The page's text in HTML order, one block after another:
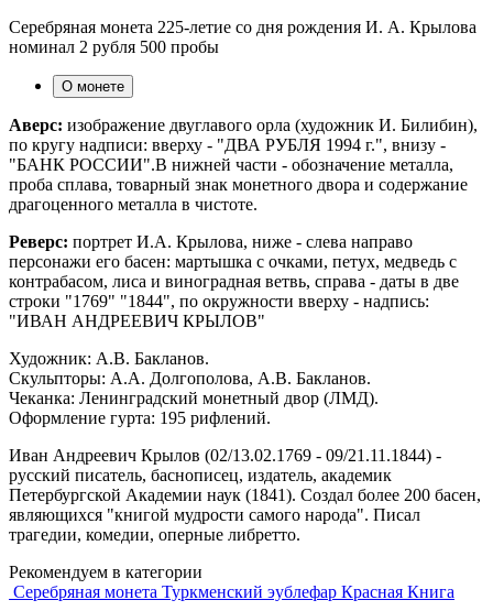
Серебряная монета 225-летие со дня рождения И. А. Крылова
номинал 2 рубля 500 пробы
О монете
Аверс: изображение двуглавого орла (художник И. Билибин),
по кругу надписи: вверху - "ДВА РУБЛЯ 1994 г.", внизу -
"БАНК РОССИИ".В нижней части - обозначение металла,
проба сплава, товарный знак монетного двора и содержание
драгоценного металла в чистоте.
Реверс: портрет И.А. Крылова, ниже - слева направо
персонажи его басен: мартышка с очками, петух, медведь с
контрабасом, лиса и виноградная ветвь, справа - даты в две
строки "1769" "1844", по окружности вверху - надпись:
"ИВАН АНДРЕЕВИЧ КРЫЛОВ"
Художник: А.В. Бакланов.
Скульпторы: А.А. Долгополова, А.В. Бакланов.
Чеканка: Ленинградский монетный двор (ЛМД).
Оформление гурта: 195 рифлений.
Иван Андреевич Крылов (02/13.02.1769 - 09/21.11.1844) -
русский писатель, баснописец, издатель, академик
Петербургской Академии наук (1841). Создал более 200 басен,
являющихся "книгой мудрости самого народа". Писал
трагедии, комедии, оперные либретто.
Рекомендуем в категории
Серебряная монета Туркменский эублефар Красная Книга